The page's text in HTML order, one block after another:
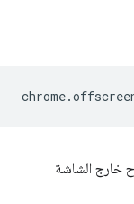
chrome.
خارج الشاشة